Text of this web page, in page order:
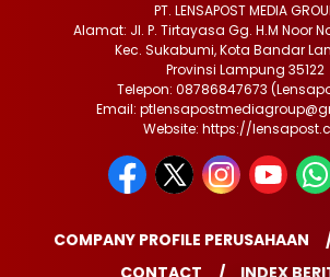
PT. LENSAPOST MEDIA
Alamat: Jl. P. Tirtayasa Gg. H.M Noor
Kec. Sukabumi, Kota Bandar
Provinsi Lampung 35122
Telepon: 08786847673
Email:
Website: https://
COMPANY PROFILE PERUSAHAAN